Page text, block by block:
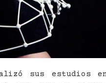
sus estudios